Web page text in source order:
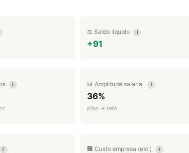
⚖️ Saldo líquido i
+91
i 📊 Amplitude salarial i
36%
piso → teto
i 🏢 Custo empresa (est.) i